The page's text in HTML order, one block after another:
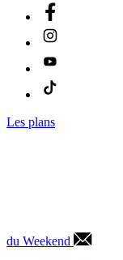
Les plans
du Weekend